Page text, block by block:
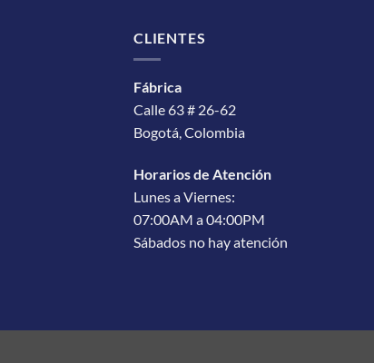
CLIENTES
Fábrica
Calle 63 # 26-62
Bogotá, Colombia
Horarios de Atención
Lunes a Viernes:
07:00AM a 04:00PM
Sábados no hay atención